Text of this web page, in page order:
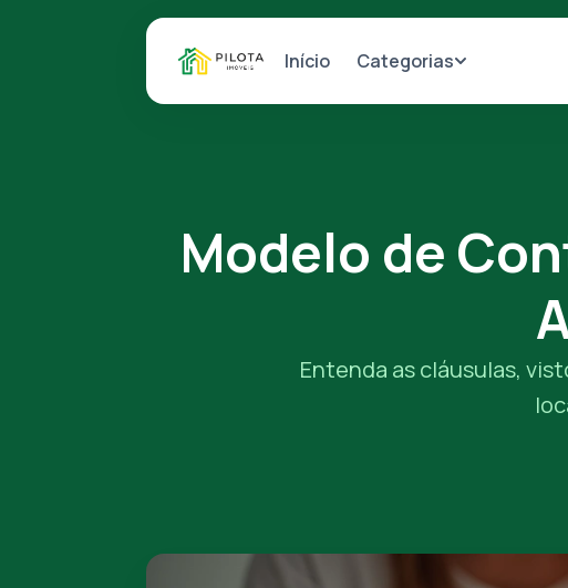
Início Categorias
Modelo de
Entenda as cláusulas,